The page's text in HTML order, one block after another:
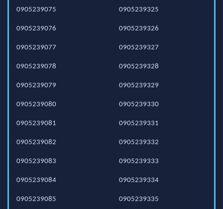
0905239075
0905239076
0905239077
0905239078
0905239079
0905239080
0905239081
0905239082
0905239083
0905239084
0905239085
0905239325
0905239326
0905239327
0905239328
0905239329
0905239330
0905239331
0905239332
0905239333
0905239334
0905239335